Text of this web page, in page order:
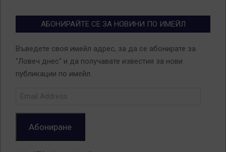
АБОНИРАЙТЕ СЕ ЗА НОВИНИ ПО ИМЕЙЛ
Въведете своя имейл адрес, за да се абонирате за
"Ловеч днес" и да получавате известия за нови
публикации по имейл.
Абониране